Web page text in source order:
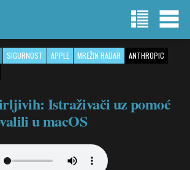
SIGURNOST APPLE MREŽIN RADAR
ANTHROPIC
Istraživači uz pomoć
u macOS